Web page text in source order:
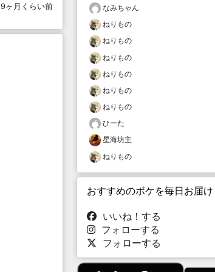
9ヶ月くらい前
なみちゃん
ねりもの
ねりもの
ねりもの
ねりもの
ねりもの
ねりもの
ひーた
星海坊主
ねりもの
おすすめのボケを毎日お届け
いいね！する
フォローする
フォローする